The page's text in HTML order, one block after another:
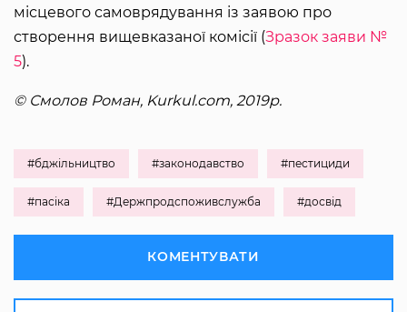
місцевого самоврядування із заявою про
створення вищевказаної комісії (Зразок заяви №
5).
© Смолов Роман, Kurkul.com, 2019р.
#бджільництво #законодавство #пестициди
#пасіка #Держпродспоживслужба #досвід
КОМЕНТУВАТИ